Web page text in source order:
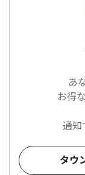
あ
お得
通知
タウ